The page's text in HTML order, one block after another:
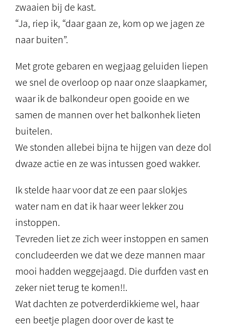
zwaaien bij de kast.
“Ja, riep ik, “daar gaan ze, kom op we jagen ze
naar buiten”.
Met grote gebaren en wegjaag geluiden liepen
we snel de overloop op naar onze slaapkamer,
waar ik de balkondeur open gooide en we
samen de mannen over het balkonhek lieten
buitelen.
We stonden allebei bijna te hijgen van deze dol
dwaze actie en ze was intussen goed wakker.
Ik stelde haar voor dat ze een paar slokjes
water nam en dat ik haar weer lekker zou
instoppen.
Tevreden liet ze zich weer instoppen en samen
concludeerden we dat we deze mannen maar
mooi hadden weggejaagd. Die durfden vast en
zeker niet terug te komen!!.
Wat dachten ze potverderdikkieme wel, haar
een beetje plagen door over de kast te